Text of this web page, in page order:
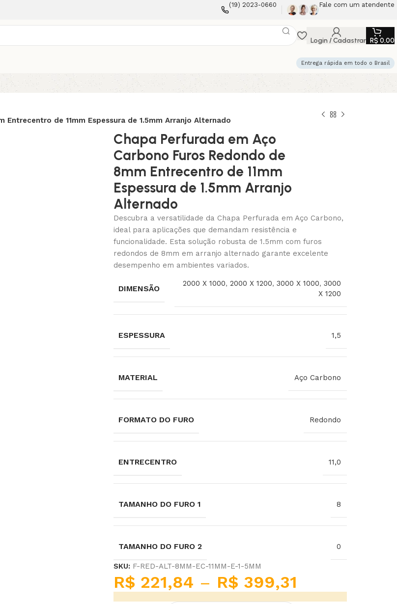
(19) 2023-0660 Fale com um atendente
Login / Cadastrar R$ 0,00
Entrega rápida em todo o Brasil
de 11mm Espessura de 1.5mm Arranjo Alternado
Chapa Perfurada em Aço
Carbono Furos Redondo de
8mm Entrecentro de 11mm
Espessura de 1.5mm Arranjo
Alternado
Descubra a versatilidade da Chapa Perfurada em Aço Carbono,
ideal para aplicações que demandam resistência e
funcionalidade. Esta solução robusta de 1.5mm com furos
redondos de 8mm em arranjo alternado garante excelente
desempenho em ambientes variados.
DIMENSÃO
2000 X 1000, 2000 X 1200, 3000 X 1000, 3000
X 1200
ESPESSURA 1,5
MATERIAL Aço Carbono
FORMATO DO FURO Redondo
ENTRECENTRO 11,0
TAMANHO DO FURO 1 8
TAMANHO DO FURO 2 0
SKU: F-RED-ALT-8MM-EC-11MM-E-1-5MM
R$ 221,84 – R$ 399,31